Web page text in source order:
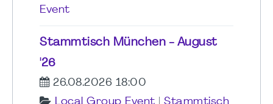
Event
Stammtisch München - August
'26
26.08.2026 18:00
Local Group Event
Stammtisch